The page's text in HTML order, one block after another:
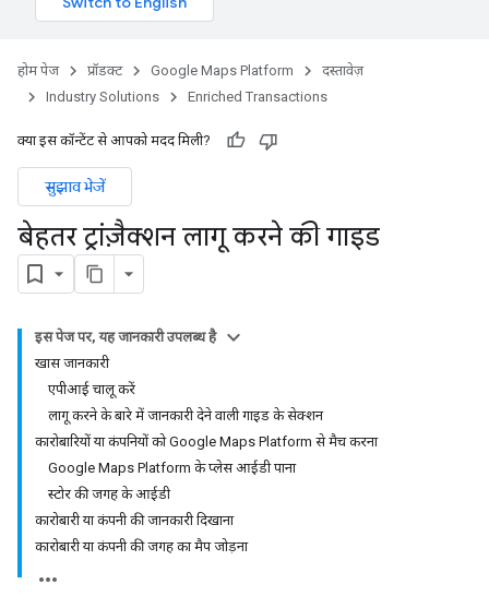
होम पेज प्रॉडक्ट Google Maps Platform
दस्तावेज़
Industry Solutions
Enriched Transactions
क्या इस कॉन्टेंट से आपको मदद मिली?
सुझाव भेजें
बेहतर ट्रांज़ैक्शन लागू करने की गाइड
इस पेज पर, यह जानकारी उपलब्ध है
खास जानकारी
एपीआई चालू करें
लागू करने के बारे में जानकारी देने वाली गाइड के सेक्शन
कारोबारियों या कंपनियों को Google Maps Platform से मैच करना
Google Maps Platform के प्लेस आईडी पाना
स्टोर की जगह के आईडी
कारोबारी या कंपनी की जानकारी दिखाना
कारोबारी या कंपनी की जगह का मैप जोड़ना